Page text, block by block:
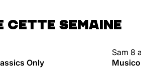
CETTE SEMAINE
Only
Sam 8